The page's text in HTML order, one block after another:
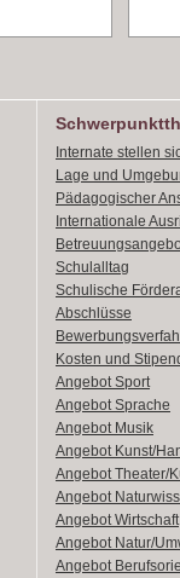
Internate stellen
Lage und
Pädagogischer
Internationale
Schulalltag
Schulische
Abschlüsse
Kosten und
Angebot Sport
Angebot Sprache
Angebot Musik
Angebot Kunst/
Angebot Theater/
Angebot
Angebot Wirtschaft
Angebot Natur/
Angebot